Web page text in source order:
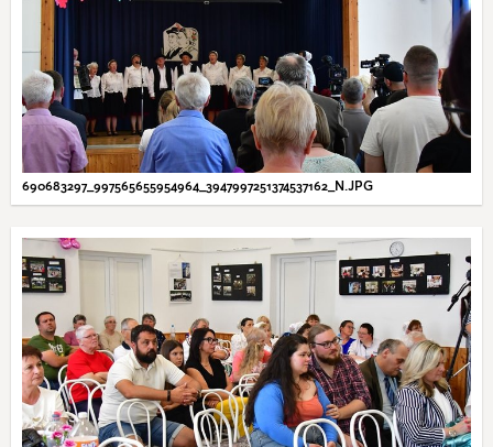
690683297_997565655954964_3947997251374537162_N.JPG